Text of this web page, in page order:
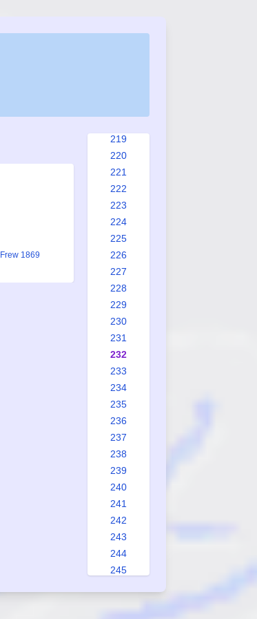
Frew 1869
219
220
221
222
223
224
225
226
227
228
229
230
231
232
233
234
235
236
237
238
239
240
241
242
243
244
245